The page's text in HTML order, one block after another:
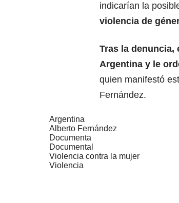
indicarían la
violencia de
Tras la denuncia,
Argentina y le
quien manifestó
Fernández.
Argentina
Alberto Fernández
Documenta
Documental
Violencia contra la mujer
Violencia